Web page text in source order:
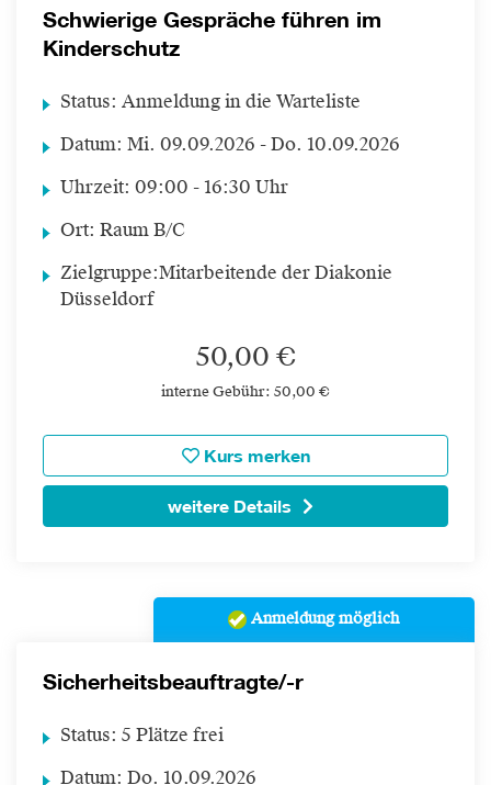
Schwierige Gespräche führen im
Kinderschutz
Status: Anmeldung in die Warteliste
Datum: Mi. 09.09.2026 - Do. 10.09.2026
Uhrzeit: 09:00 - 16:30 Uhr
Ort: Raum B/C
Zielgruppe:Mitarbeitende der Diakonie
Düsseldorf
50,00 €
interne Gebühr: 50,00 €
Kurs merken
weitere Details
Anmeldung möglich
Sicherheitsbeauftragte/-r
Status: 5 Plätze frei
Datum: Do. 10.09.2026